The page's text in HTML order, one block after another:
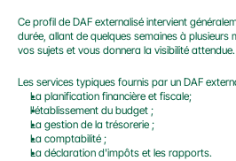
Ce profil de DAF externalisé intervient
durée, allant de quelques semaines à
vos sujets et vous donnera la visibilité attendue.
Les services typiques fournis par un DAF
La planification financière et fiscale;
l'établissement du budget ;
La gestion de la trésorerie ;
La comptabilité ;
La déclaration d'impôts et les rapports.